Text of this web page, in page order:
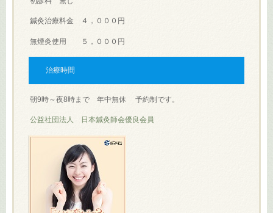
鍼灸治療料金 ４，０００円
無煙灸使用 ５，０００円
治療時間
朝9時～夜8時まで 年中無休 予約制です。
公益社団法人 日本鍼灸師会優良会員